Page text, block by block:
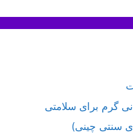
گرم برای سلامتی
سنتی چینی)